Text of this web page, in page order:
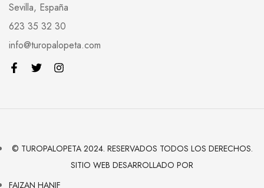
Sevilla, España
623 35 32 30
info@turopalopeta.com
© TUROPALOPETA 2024. RESERVADOS TODOS LOS DERECHOS.
SITIO WEB DESARROLLADO POR
FAIZAN HANIF